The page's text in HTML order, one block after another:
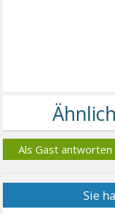
Als Gast antworten
Sie